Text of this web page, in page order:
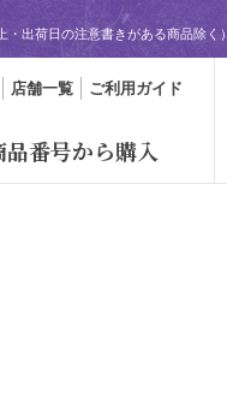
・出荷日の注意書きがある商品除く）
店舗一覧 ご利用ガイド
品番号から購入